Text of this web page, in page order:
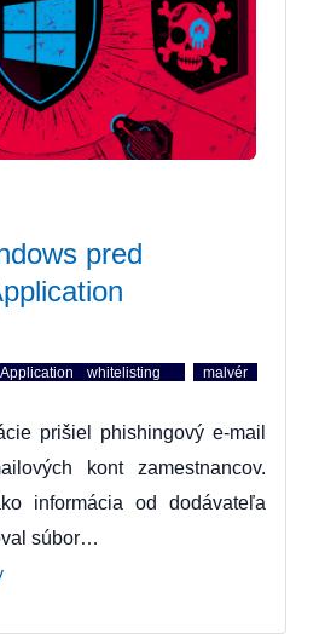
pred
Application whitelisting
malvér
prišiel phishingový e-mail
kont zamestnancov.
informácia od dodávateľa
súbor…